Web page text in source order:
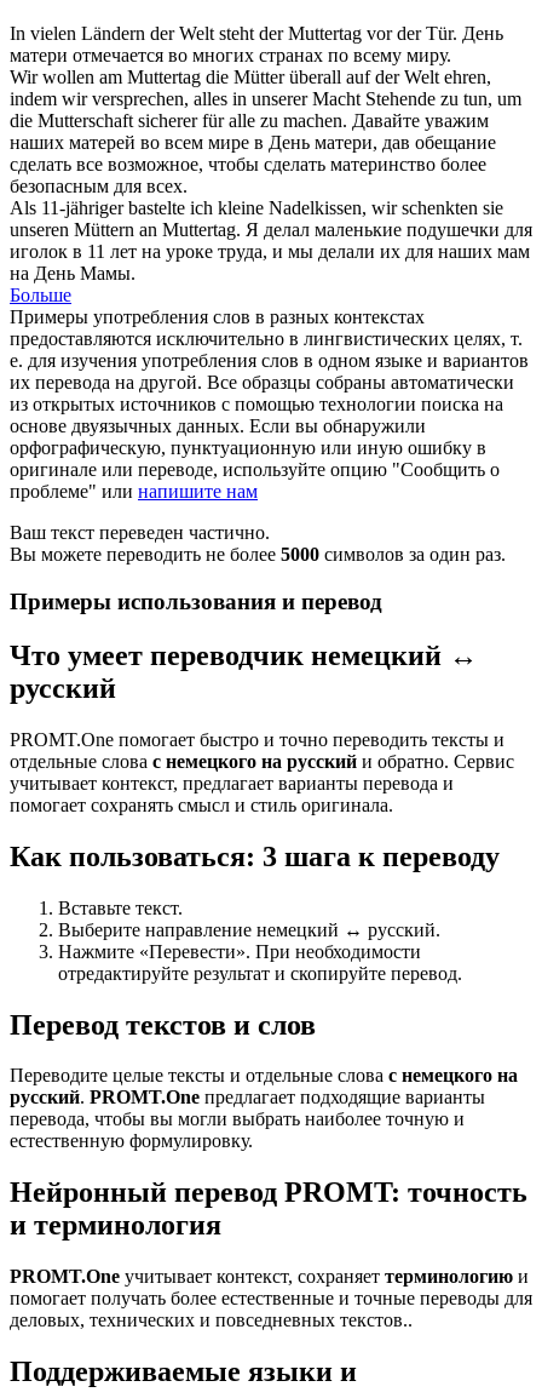
In vielen Ländern der Welt steht derMuttertag vor der Tür. День
матери отмечается во многих странах по всему миру.
Wir wollen am Muttertag die Mütter überall auf der Welt ehren,
indem wir versprechen, alles in unserer Macht Stehende zu tun, um
die Mutterschaft sicherer für alle zu machen. Давайте уважим
наших матерей во всем мире в День матери, дав обещание
сделать все возможное, чтобы сделать материнство более
безопасным для всех.
Als 11-jähriger bastelte ich kleine Nadelkissen, wir schenkten sie
unseren Müttern an Muttertag. Я делал маленькие подушечки для
иголок в 11 лет на уроке труда, и мы делали их для наших мам
на День Мамы.
Больше
Примеры употребления слов в разных контекстах
предоставляются исключительно в лингвистических целях, т.
е. для изучения употребления слов в одном языке и вариантов
их перевода на другой. Все образцы собраны автоматически
из открытых источников с помощью технологии поиска на
основе двуязычных данных. Если вы обнаружили
орфографическую, пунктуационную или иную ошибку в
оригинале или переводе, используйте опцию "Сообщить о
проблеме" или напишите нам
Ваш текст переведен частично.
Вы можете переводить не более 5000 символов за один раз.
Примеры использования и перевод
Что умеет переводчик немецкий ↔
русский
PROMT.One помогает быстро и точно переводить тексты и
отдельные слова с немецкого на русский и обратно. Сервис
учитывает контекст, предлагает варианты перевода и
помогает сохранять смысл и стиль оригинала.
Как пользоваться: 3 шага к переводу
Вставьте текст.
Выберите направление немецкий ↔ русский.
Нажмите «Перевести». При необходимости
отредактируйте результат и скопируйте перевод.
Перевод текстов и слов
Переводите целые тексты и отдельные слова с немецкого на
русский. PROMT.One предлагает подходящие варианты
перевода, чтобы вы могли выбрать наиболее точную и
естественную формулировку.
Нейронный перевод PROMT: точность
и терминология
PROMT.One учитывает контекст, сохраняет терминологию и
помогает получать более естественные и точные переводы для
деловых, технических и повседневных текстов..
Поддерживаемые языки и